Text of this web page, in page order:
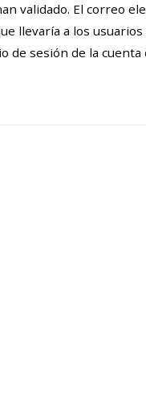
validado. El correo
llevaría a los
de sesión de la